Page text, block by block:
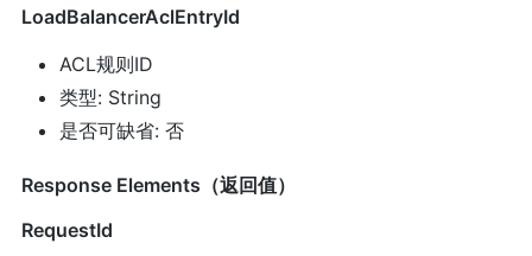
LoadBalancerAclEntryId
ACL规则ID
类型: String
是否可缺省: 否
Response Elements（返回值）
RequestId